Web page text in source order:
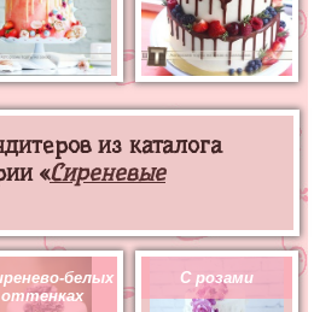
из каталога
«Сиреневые
белых
оттенках
С розами